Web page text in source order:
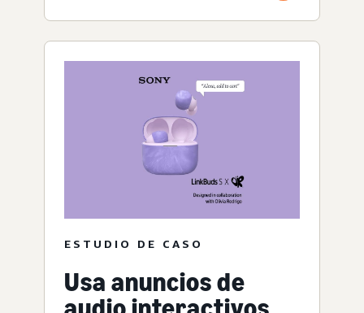
ESTUDIO DE CASO
Usa anuncios de